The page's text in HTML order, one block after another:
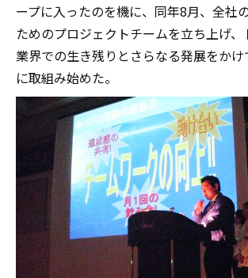
ープに入ったのを機に、同年8月、全社
ためのプロジェクトチームを立ち上げ
業界での生き残りとさらなる発展をか
に取組み始めた。